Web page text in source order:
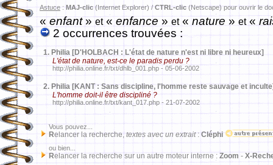
Astuce : MAJ-clic (Internet Explorer) / CTRL-clic (Netscape) pour ouvrir le
«enfant» et« enfance » et« nature » et«
2 occurrences trouvées :
1. Philia [D'HOLBACH : L'état de nature n'est ni libre ni heureux]
L'état de nature, est-ce le paradis perdu ?
http://philia.online.fr/txt/dhlb_001.php - 05-06-2002
2. Philia [KANT : Sans discipline, l'homme reste sauvage et
L'homme doit-il être discipliné ?
http://philia.online.fr/txt/kant_017.php - 21-07-2002
Vous pouvez...
Relancer la recherche, textes avec un extrait: Cléphi
ou bien...
Relancer la recherche sur un autre moteur interne : Zoom - X-